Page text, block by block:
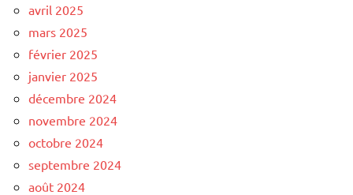
avril 2025
mars 2025
février 2025
janvier 2025
décembre 2024
novembre 2024
octobre 2024
septembre 2024
août 2024